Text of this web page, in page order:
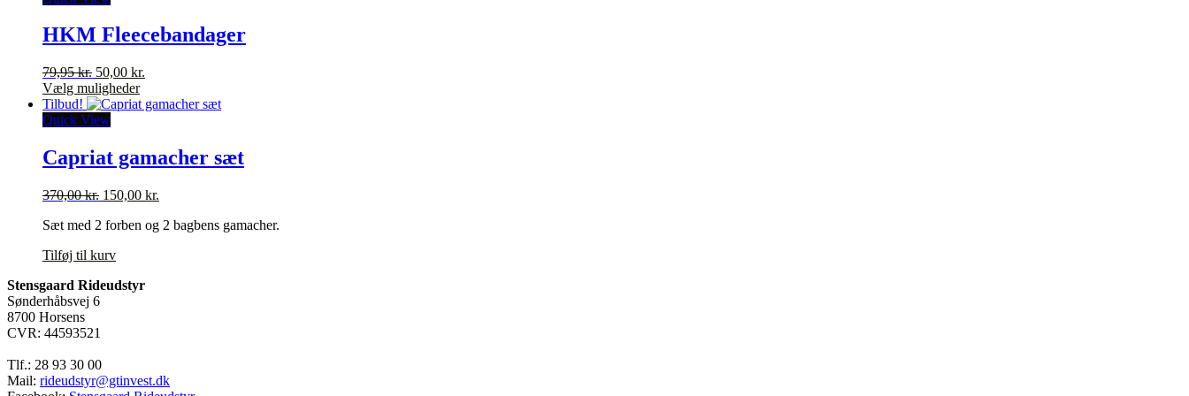
varianter.
Mulighederne
vælges
på
varesiden
HKM Fleecebandager
79,95kr. Den
oprindelige
pris
var:
50,00 kr.
pris
Vælg mulighederDette
vare
varianter.
Mulighederne
vælges
varesiden
Tilbud!
Quick View
Capriat gamacher sæt
370,00kr. Den
pris
370,00 kr..
150,00 kr.
pris
Sæt med 2 forben og 2 bagbens gamacher.
Tilføj til kurv
Stensgaard Rideudstyr
Sønderhåbsvej 6
8700 Horsens
CVR: 44593521
Tlf.: 28 93 30 00
Mail: rideudstyr@gtinvest.dk